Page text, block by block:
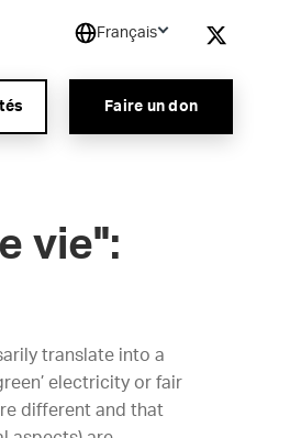
Français
Faire un don
vie":
translate into a
electricity or fair
different and that